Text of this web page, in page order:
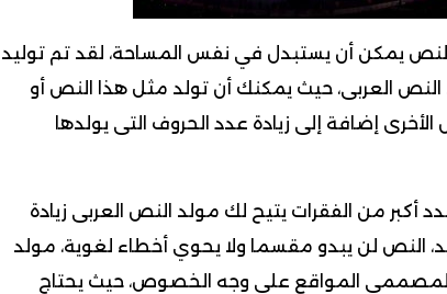
يمكن أن يستبدل في نفس المساحة، لقد تم توليد
العربى، حيث يمكنك أن تولد مثل هذا النص أو
إضافة إلى زيادة عدد الحروف التى يولدها
أكبر من الفقرات يتيح لك مولد النص العربى زيادة
النص لن يبدو مقسما ولا يحوي أخطاء لغوية، مولد
لمصممي المواقع على وجه الخصوص، حيث يحتاج